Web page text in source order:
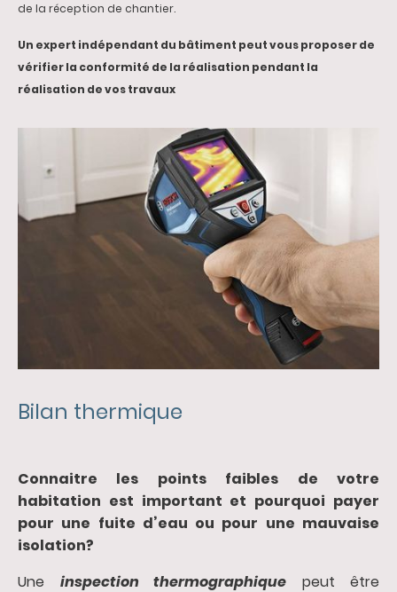
de la réception de chantier.
Un expert indépendant du bâtiment peut vous proposer de
vérifier la conformité de la réalisation pendant la
réalisation de vos travaux
Bilan thermique
Connaitre les points faibles de votre
habitation est important et pourquoi payer
pour une fuite d’eau ou pour une mauvaise
isolation?
Une inspection thermographique peut être